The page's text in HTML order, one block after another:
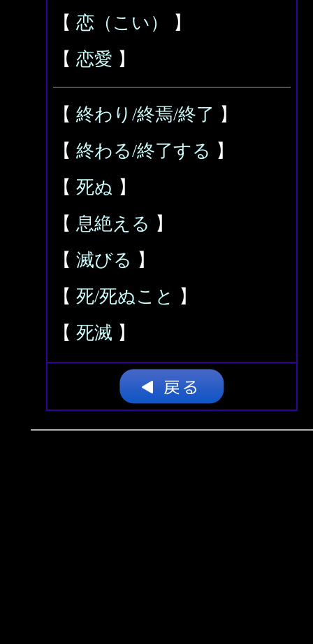
【 恋（こい）
】
【 恋愛 】
【 終わり/終焉/終了 】
【 終わる/終了する 】
【 死ぬ 】
【 息絶える 】
【 滅びる 】
【 死/死ぬこと
】
【 死滅 】